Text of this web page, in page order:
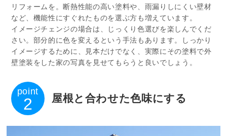
リフォームを。断熱性能の高い塗料や、雨漏りしにくい壁材
など、機能性にすぐれたものを選ぶ方も増えています。
イメージチェンジの場合は、じっくり色選びを楽しんでくだ
さい。部分的に色を変えるという手法もあります。しっかり
イメージするために、見本だけでなく、実際にその塗料で外
壁塗装をした家の写真を見せてもらうと良いでしょう。
point
2 屋根と合わせた色味にする